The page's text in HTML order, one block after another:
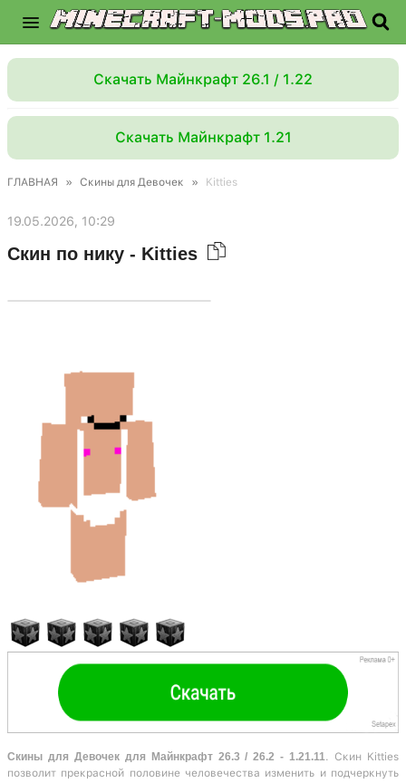
Скачать Майнкрафт 26.1 / 1.22
Скачать Майнкрафт 1.21
ГЛАВНАЯ » Скины для Девочек » Kitties
19.05.2026, 10:29
Скин по нику - Kitties
Скины для Девочек для Майнкрафт 26.3 / 26.2 - 1.21.11 . Скин Kitties
позволит прекрасной половине человечества изменить и подчеркнуть